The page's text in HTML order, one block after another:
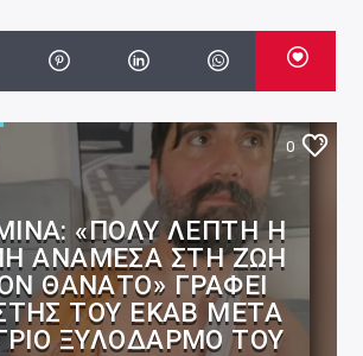
0
«ΠΟΛΎ ΛΕΠΤΉ Η
ΑΝΆΜΕΣΑ ΣΤΗ ΖΩΉ
ΘΆΝΑΤΟ» ΓΡΆΦΕΙ
ΤΟΥ ΕΚΑΒ ΜΕΤΆ
ΞΥΛΟΔΑΡΜΌ ΤΟΥ